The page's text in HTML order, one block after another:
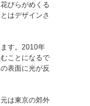
びらがめくる
はデザインさ
す。2010年
ことになるで
表面に光が反
は東京の郊外